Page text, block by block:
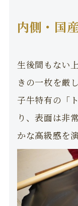
内側・国
生後間もない
きの一枚を厳
子牛特有の「
り、表面は非
かな高級感を